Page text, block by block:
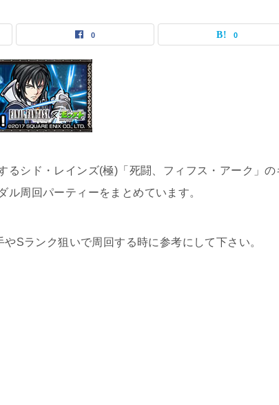
0 0
るシド・レインズ(極)「死闘、フィフス・アーク」の
周回パーティーをまとめています。
Sランク狙いで周回する時に参考にして下さい。